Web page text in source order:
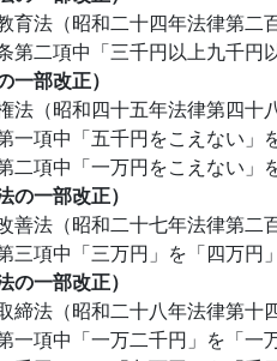
育法（昭和二十四年法律第二
第二項中「三千円以上九千円
一部改正）
法（昭和四十五年法律第四十
一項中「五千円をこえない」
二項中「一万円をこえない」
の一部改正）
善法（昭和二十七年法律第二
三項中「三万円」を「四万円
の一部改正）
締法（昭和二十八年法律第十
一項中「一万二千円」を「一